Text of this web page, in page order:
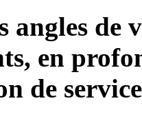
angles
en
de